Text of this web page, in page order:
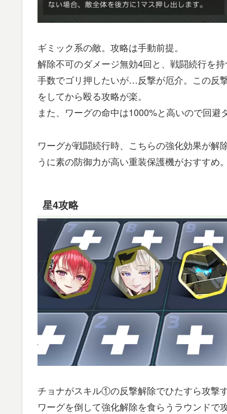
ギミック系の敵。攻略は手動前提。
解除不可のダメージ無効4回と、戦闘続行を
手数でゴリ押したいが…反撃が厄介。この反
をしてから殴る攻略が楽。
また、ワーグの命中は1000%と高いので回
ワーグが戦闘続行時、こちらの強化効果が
うに素の防御力が高い重装保護機がおすすめ
星4攻略
チョナがスキル①の反撃解除でひたすら攻撃
ワーグを倒して強化解除を食らうラウンド